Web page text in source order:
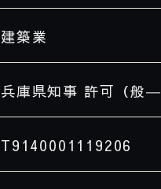
建築業
兵庫県知事 許可（般―
T9140001119206